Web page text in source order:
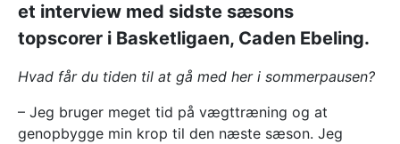
et interview med sidste sæsons
topscorer i Basketligaen, Caden Ebeling.
Hvad får du tiden til at gå med her i sommerpausen?
– Jeg bruger meget tid på vægttræning og at
genopbygge ​min krop til den næste sæson. Jeg